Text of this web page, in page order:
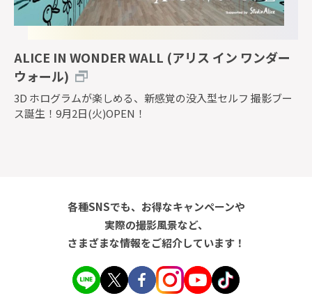
ALICE IN WONDER WALL (アリス イン ワンダー
ウォール)
3D ホログラムが楽しめる、新感覚の没入型セルフ 撮影ブー
ス誕生！9月2日(火)OPEN！
各種SNSでも、お得なキャンペーンや
実際の撮影風景など、
さまざまな情報をご紹介しています！